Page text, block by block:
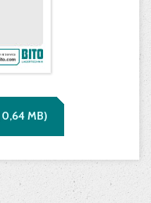
0,64 MB)